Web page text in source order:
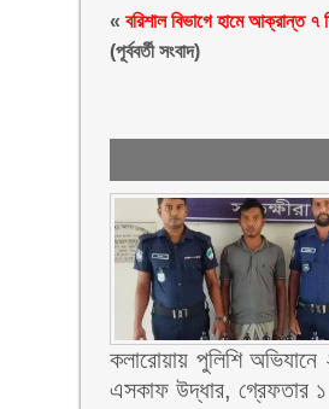
«বরিশাল বিভাগে হামে আক্রান্ত ৭
(পূর্ববর্তী সংবাদ)
কলারোয়ায় পুলিশি
এসকাফ উদ্ধার, গ্রেফতার ১